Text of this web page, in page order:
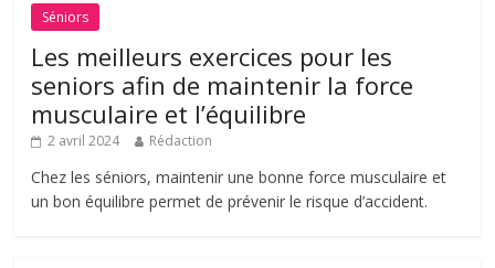
Séniors
Les meilleurs exercices pour les
seniors afin de maintenir la force
musculaire et l’équilibre
2 avril 2024 Rédaction
Chez les séniors, maintenir une bonne force musculaire et
un bon équilibre permet de prévenir le risque d’accident.